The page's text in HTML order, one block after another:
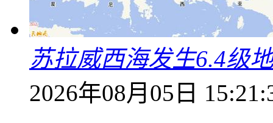
苏拉威西海发生6.4级
2026年08月05日